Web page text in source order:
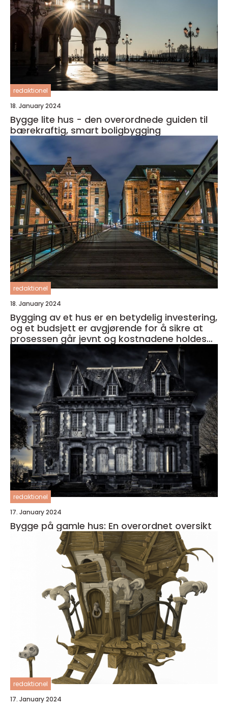
redaktionel
18. January 2024
Bygge lite hus - den overordnede guiden til
bærekraftig, smart boligbygging
redaktionel
18. January 2024
Bygging av et hus er en betydelig investering,
og et budsjett er avgjørende for å sikre at
prosessen går jevnt og kostnadene holdes
under kontroll
redaktionel
17. January 2024
Bygge på gamle hus: En overordnet oversikt
redaktionel
17. January 2024